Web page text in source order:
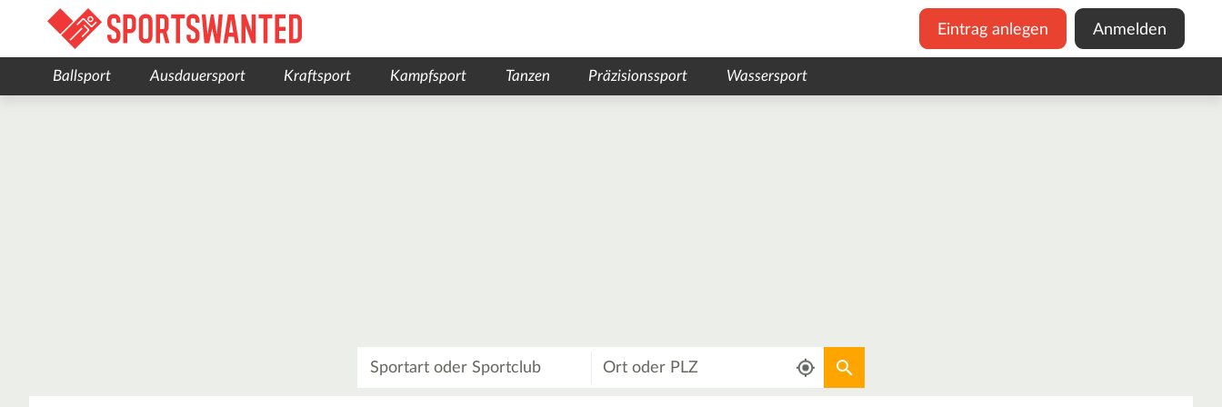
Eintrag anlegen Anmelden
Ballsport Ausdauersport Kraftsport Kampfsport Tanzen Präzisionssport Wassersport
Aktuellen Standort verwenden